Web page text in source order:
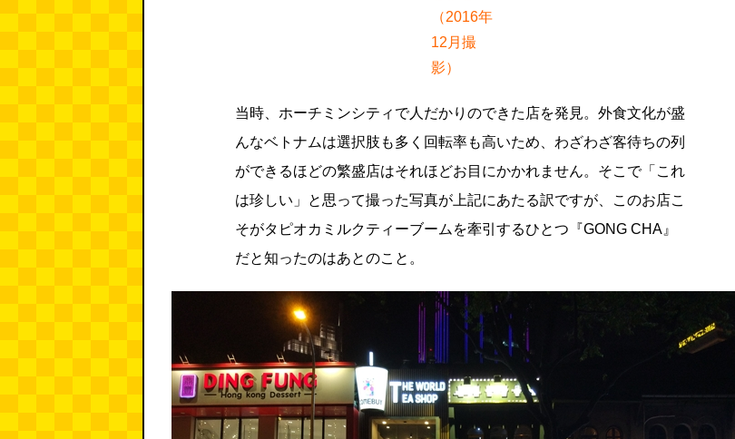
（2016年
12月撮
影）
当時、ホーチミンシティで人だかりのできた店を発見。外食文化が盛
んなベトナムは選択肢も多く回転率も高いため、わざわざ客待ちの列
ができるほどの繁盛店はそれほどお目にかかれません。そこで「これ
は珍しい」と思って撮った写真が上記にあたる訳ですが、このお店こ
そがタピオカミルクティーブームを牽引するひとつ『GONG CHA』
だと知ったのはあとのこと。